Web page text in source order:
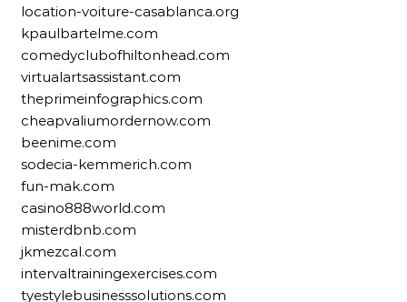
location-voiture-casablanca.org
kpaulbartelme.com
comedyclubofhiltonhead.com
virtualartsassistant.com
theprimeinfographics.com
cheapvaliumordernow.com
beenime.com
sodecia-kemmerich.com
fun-mak.com
casino888world.com
misterdbnb.com
jkmezcal.com
intervaltrainingexercises.com
tyestylebusinesssolutions.com